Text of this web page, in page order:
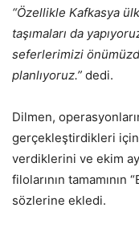
“Özellikle Kafkasya
taşımaları da
seferlerimizi
planlıyoruz.” dedi.
Dilmen,
gerçekleştirdikleri
verdiklerini ve ekim
filolarının tamamının
sözlerine ekledi.